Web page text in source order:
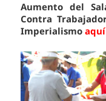
Aumento del
Contra
Imperialismoaquí